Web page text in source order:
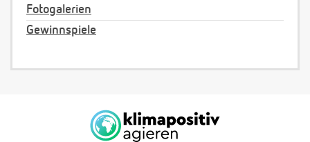
Fotogalerien
Gewinnspiele